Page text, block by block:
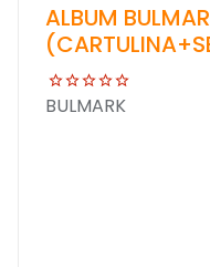
ALBUM
BULMARK